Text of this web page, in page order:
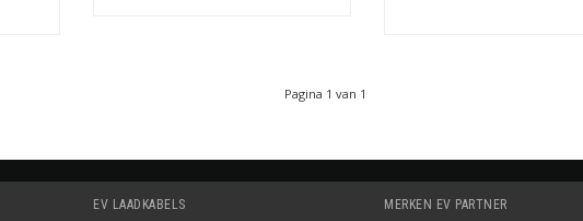
Pagina 1 van 1
EV LAADKABELS MERKEN EV PARTNER